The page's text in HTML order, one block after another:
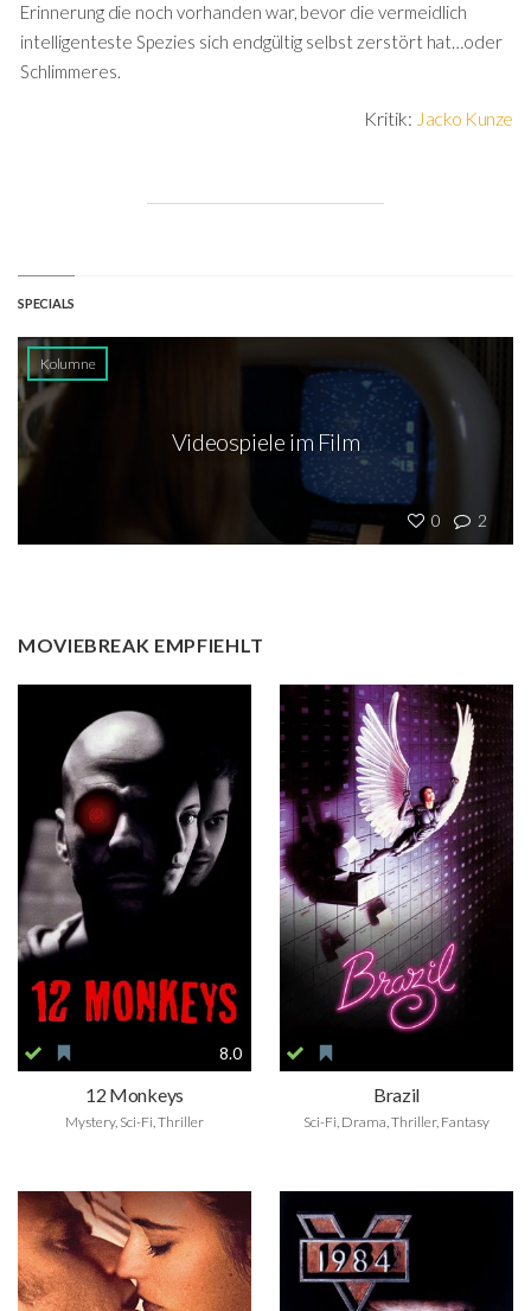
Erinnerung die noch vorhanden war, bevor die vermeidlich
intelligenteste Spezies sich endgültig selbst zerstört hat…oder
Schlimmeres.
Kritik: Jacko Kunze
SPECIALS
Kolumne
0 2
Videospiele im Film
MOVIEBREAK EMPFIEHLT
8.0
12 Monkeys
Mystery, Sci-Fi, Thriller
Brazil
Sci-Fi, Drama, Thriller, Fantasy